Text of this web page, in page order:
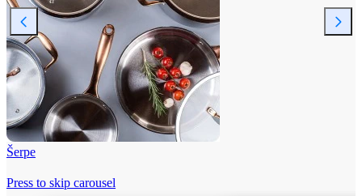
Šerpe
Press to skip carousel